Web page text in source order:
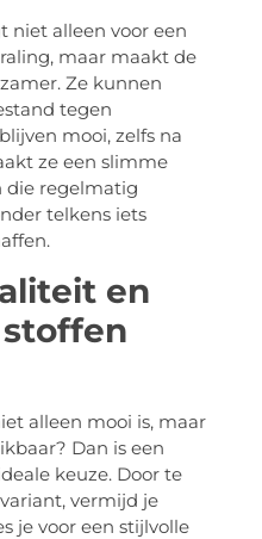
niet alleen voor een
maar maakt de
Ze kunnen
tegen
mooi, zelfs na
ze een slimme
die regelmatig
telkens iets
en
alleen mooi is, maar
Dan is een
keuze. Door te
vermijd je
je voor een stijlvolle